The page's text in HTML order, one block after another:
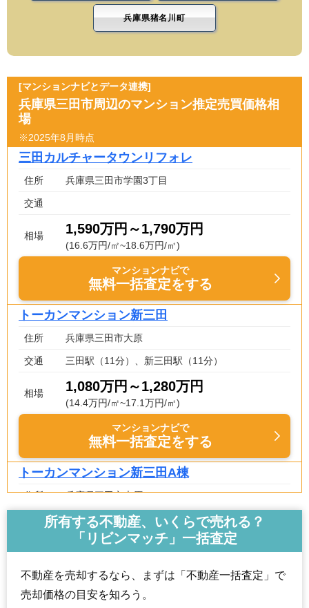
兵庫県猪名川町
[マンションナビとデータ連携]
兵庫県三田市周辺のマンション推定売買価格相
場
※2025年8月時点
三田カルチャータウンリフォレ
住所 兵庫県三田市学園3丁目
交通
相場 1,590万円～1,790万円
(16.6万円/㎡~18.6万円/㎡)
マンションナビで
無料一括査定をする
トーカンマンション新三田
住所 兵庫県三田市大原
交通 三田駅（11分）、新三田駅（11分）
相場 1,080万円～1,280万円
(14.4万円/㎡~17.1万円/㎡)
マンションナビで
無料一括査定をする
トーカンマンション新三田A棟
住所 兵庫県三田市大原
新三田駅（11分）
相場 1,090万円～1,290万円
マンションナビで
無料一括査定をする
所有する不動産、いくらで売れる？
「リビンマッチ」一括査定
不動産を売却するなら、まずは「不動産一括査定」で
売却価格の目安を知ろう。